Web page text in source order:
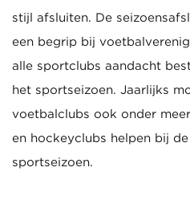
stijl afsluiten. De
een begrip bij
alle sportclubs aandacht
het sportseizoen. Jaarlijks
voetbalclubs ook onder
en hockeyclubs helpen bij
sportseizoen.